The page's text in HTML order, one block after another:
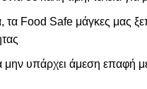
τα Food Safe μάγκες μας
μην υπάρχει άμεση